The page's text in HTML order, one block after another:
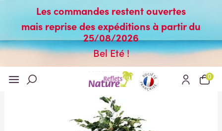
Les commandes restent ouvertes
mais reprise des expéditions à partir du
25/08/2026
Bel Eté !
0